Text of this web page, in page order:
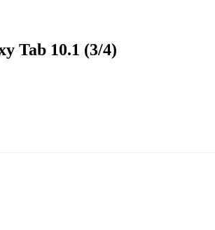
Tab 10.1 (3/4)